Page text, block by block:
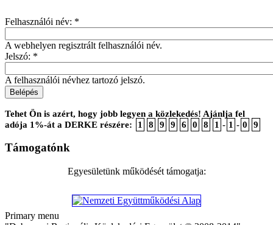
Felhasználói név: *
A webhelyen regisztrált felhasználói név.
Jelszó: *
A felhasználói névhez tartozó jelszó.
Tehet Ön is azért, hogy jobb legyen a közlekedés! Ajánlja fel
adója 1%-át a DERKE részére:
1 8 9 9 6 0 8 1 - 1 - 0 9
Támogatónk
Egyesületünk működését támogatja:
Primary menu